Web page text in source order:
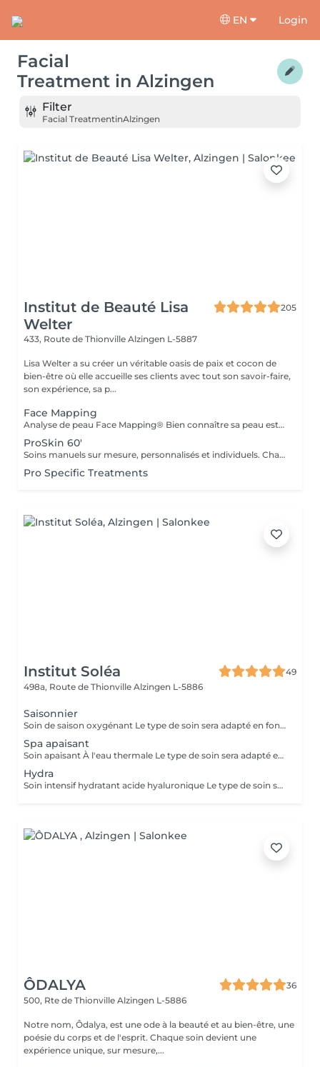
EN Login
Facial
Treatment in Alzingen
Filter
Facial TreatmentinAlzingen
Institut de Beauté Lisa
Welter
205
433, Route de Thionville Alzingen L-5887
Lisa Welter a su créer un véritable oasis de paix et cocon de
bien-être où elle accueille ses clients avec tout son savoir-faire,
son expérience, sa p...
Face Mapping
Analyse de peau Face Mapping® Bien connaître sa peau est la première étape pour obtenir une peau en bonne santé. Grâce au concept exclusif de Face Mapping®, votre Skin Thérapeute Dermalogica analyse votre peau, zone par zone, pour comprendre ses besoins et ses carences. Une routine de soins appropriée et des conseils personnalisés vous seront ensuite prodigués.
ProSkin 60'
Soins manuels sur mesure, personnalisés et individuels. Chaque rendez-vous une nouvelle expérience, avec une analyse cutanée précise Face Mapping®, toute en fonction de vos attentes et des besoins de votre peau
Pro Specific Treatments
Institut Soléa
49
498a, Route de Thionville Alzingen L-5886
Saisonnier
Soin de saison oxygénant Le type de soin sera adapté en fonction des besoins de votre peau
Spa apaisant
Soin apaisant À l'eau thermale Le type de soin sera adapté en fonction des besoins de votre peau
Hydra
Soin intensif hydratant acide hyaluronique Le type de soin sera adapté en fonction des besoins de votre peau
ÔDALYA
36
500, Rte de Thionville Alzingen L-5886
Notre nom, Ôdalya, est une ode à la beauté et au bien-être, une
poésie du corps et de l'esprit. Chaque soin devient une
expérience unique, sur mesure,...